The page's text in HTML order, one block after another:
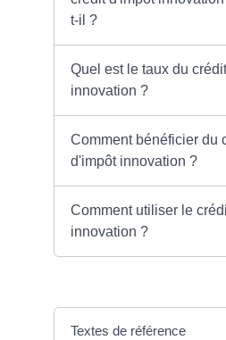
t-il ?
Quel est le taux du
innovation ?
Comment bénéficier du
d'impôt innovation ?
Comment utiliser le
innovation ?
Textes de référence